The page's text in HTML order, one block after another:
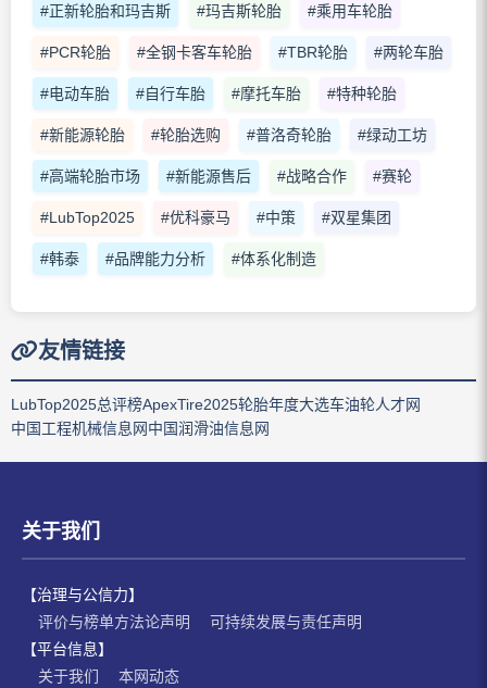
#正新轮胎和玛吉斯 #玛吉斯轮胎 #乘用车轮胎
#PCR轮胎 #全钢卡客车轮胎 #TBR轮胎 #两轮车胎
#电动车胎 #自行车胎 #摩托车胎 #特种轮胎
#新能源轮胎 #轮胎选购 #普洛奇轮胎 #绿动工坊
#高端轮胎市场 #新能源售后 #战略合作 #赛轮
#LubTop2025 #优科豪马 #中策 #双星集团
#韩泰 #品牌能力分析 #体系化制造
友情链接
LubTop2025总评榜ApexTire2025轮胎年度大选车油轮人才网
中国工程机械信息网中国润滑油信息网
关于我们
【治理与公信力】
评价与榜单方法论声明
可持续发展与责任声明
【平台信息】
关于我们
本网动态